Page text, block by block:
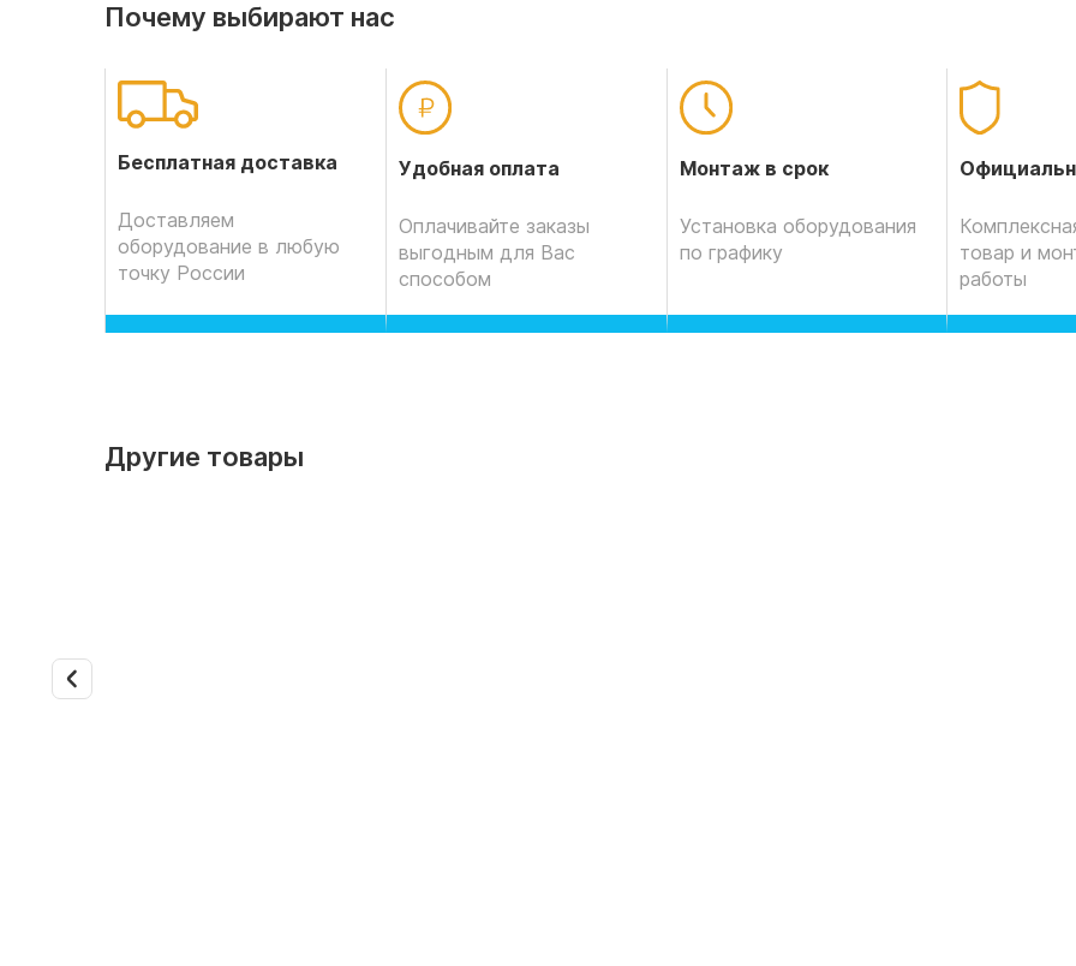
Почему выбирают нас
Бесплатная доставка
Доставляем
оборудование в любую
точку России
Удобная оплата
Оплачивайте заказы
выгодным для Вас
способом
Монтаж в срок
Установка оборудования
по графику
товар и
работы
Другие товары